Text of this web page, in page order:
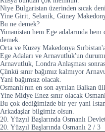
Niye Bulgaristan üzerinden sıcak
Yine Girit, Selanik, Güney
Bu ne demek?
Yunanistan hem Ege adalarında
demek.
Orta ve Kuzey Makedonya Sırbistan'a
Ege Adaları ve Arnavutluk'un
Arnavutluk, Londra Anlaşması
Çünkü sınır bağımız kalmıyor
Yani bağımsız olacak.
Osmanlı'nın en son ayrılan Balkan
Yine Midye Enez sınır olacak
Bu çok dediğimizde bir yer yani
Arkadaşlar bilgimiz olsun.
20. Yüzyıl Başlarında Osmanlı
20. Yüzyıl Başlarında Osmanlı 2 / 3